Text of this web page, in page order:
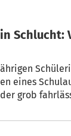
Schlucht:
eines
grob